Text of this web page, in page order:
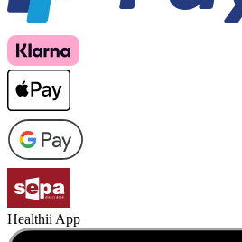
Healthii App